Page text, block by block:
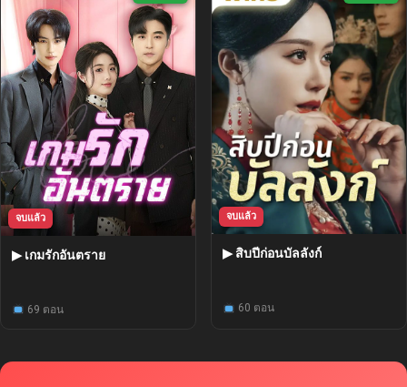
จบแล้ว
▶ เกมรักอันตราย
69 ตอน
จบแล้ว
▶ สิบปีก่อนบัลลังก์
60 ตอน